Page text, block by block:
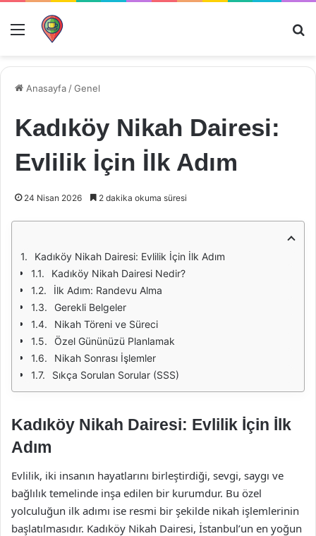
Menü
Anasayfa /Genel
Kadıköy Nikah Dairesi:
Evlilik İçin İlk Adım
24 Nisan 2026 2 dakika okuma süresi
Kadıköy Nikah Dairesi: Evlilik İçin İlk Adım
Kadıköy Nikah Dairesi Nedir?
İlk Adım: Randevu Alma
Gerekli Belgeler
Nikah Töreni ve Süreci
Özel Gününüzü Planlamak
Nikah Sonrası İşlemler
Sıkça Sorulan Sorular (SSS)
Kadıköy Nikah Dairesi: Evlilik İçin İlk
Adım
Evlilik, iki insanın hayatlarını birleştirdiği, sevgi, saygı ve
bağlılık temelinde inşa edilen bir kurumdur. Bu özel
yolculuğun ilk adımı ise resmi bir şekilde nikah işlemlerinin
başlatılmasıdır. Kadıköy Nikah Dairesi, İstanbul’un en yoğun